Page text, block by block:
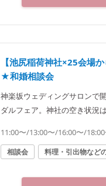
【池尻稲荷神社×25会場
★和婚相談会
神楽坂ウェディングサロンで
ダルフェア。神社の空き状況
◆神楽坂ウェディングサロン（神社結婚式.jp）◆
1 tel 03-6265-0866 11：00～
徒歩1分
11:00〜/13:00〜/16:00〜/
相談会 料理・引出物など